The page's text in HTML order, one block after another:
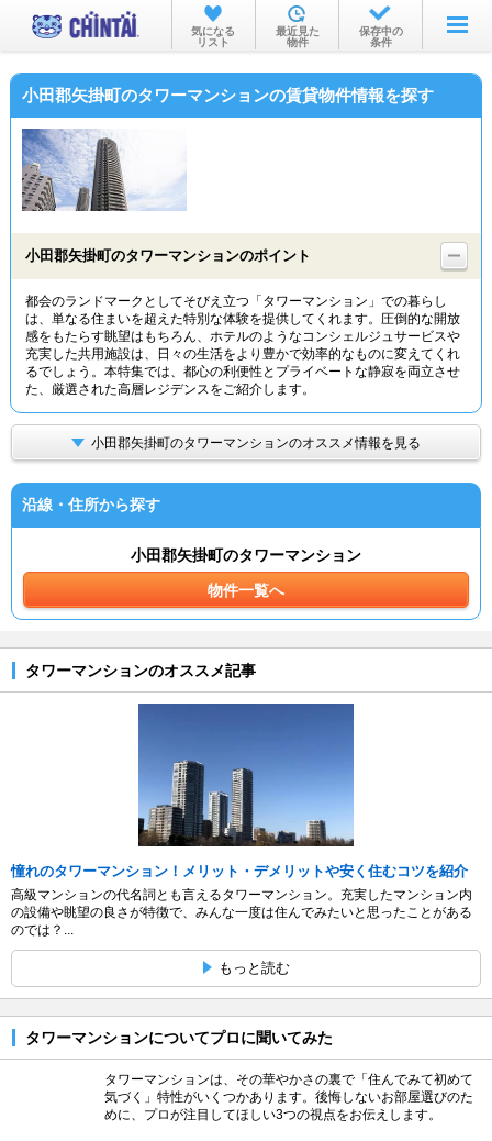
お部屋を探す
沿線・駅から
物件特集から
TOP
気になる
リスト
最近見た
物件
保存中の
条件
小田郡矢掛町のタワーマンションの賃貸物件情報を探す
小田郡矢掛町のタワーマンションのポイント
都会のランドマークとしてそびえ立つ「タワーマンション」での暮らし
は、単なる住まいを超えた特別な体験を提供してくれます。圧倒的な開放
感をもたらす眺望はもちろん、ホテルのようなコンシェルジュサービスや
充実した共用施設は、日々の生活をより豊かで効率的なものに変えてくれ
るでしょう。本特集では、都心の利便性とプライベートな静寂を両立させ
た、厳選された高層レジデンスをご紹介します。
小田郡矢掛町のタワーマンションのオススメ情報を見る
沿線・住所から探す
小田郡矢掛町のタワーマンション
物件一覧へ
タワーマンションのオススメ記事
憧れのタワーマンション！メリット・デメリットや安く住むコツを紹介
高級マンションの代名詞とも言えるタワーマンション。充実したマンション内
の設備や眺望の良さが特徴で、みんな一度は住んでみたいと思ったことがある
のでは？...
もっと読む
タワーマンションについてプロに聞いてみた
タワーマンションは、その華やかさの裏で「住んでみて初めて
気づく」特性がいくつかあります。後悔しないお部屋選びのた
めに、プロが注目してほしい3つの視点をお伝えします。